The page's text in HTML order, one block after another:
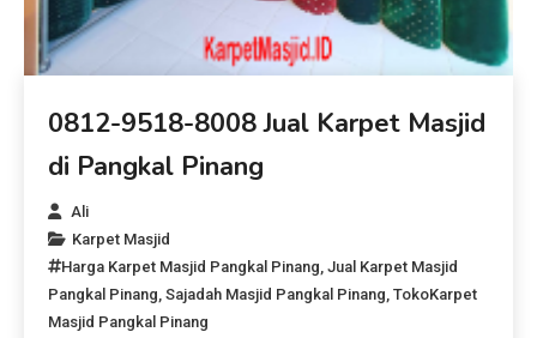
0812-9518-8008 Jual Karpet Masjid
di Pangkal Pinang
Ali
Karpet Masjid
Harga Karpet Masjid Pangkal Pinang ,Jual Karpet Masjid
Pangkal Pinang ,Sajadah Masjid Pangkal Pinang ,TokoKarpet
Masjid Pangkal Pinang